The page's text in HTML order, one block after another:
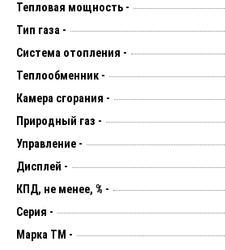
Тепловая мощность -
Тип газа -
Система отопления -
Теплообменник -
Камера сгорания -
Природный газ -
Управление -
Дисплей -
КПД, не менее, % -
Серия -
Марка ТМ -